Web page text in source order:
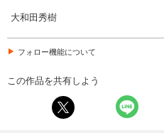
大和田秀樹
フォロー機能について
この作品を共有しよう